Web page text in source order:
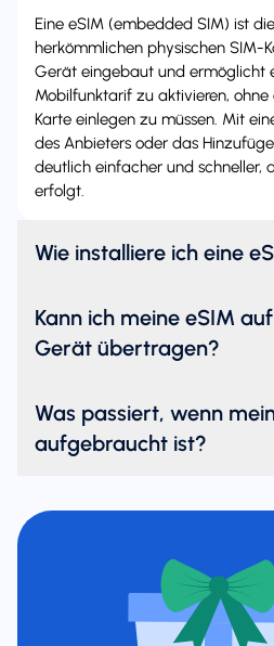
Eine eSIM (embedded SIM) ist
herkömmlichen physischen SIM-
Gerät eingebaut und ermöglicht
Mobilfunktarif zu aktivieren, ohne
Karte einlegen zu müssen. Mit
des Anbieters oder das
deutlich einfacher und schneller,
erfolgt.
Wie installiere ich eine
Kann ich meine eSIM
Gerät übertragen?
Was passiert, wenn
aufgebraucht ist?